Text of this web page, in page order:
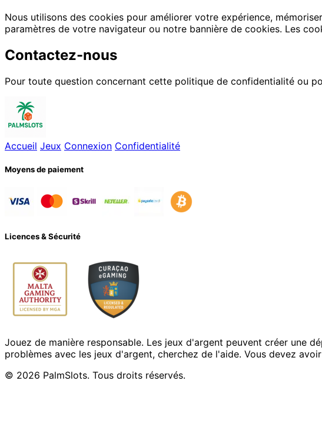
Nous utilisons des cookies pour améliorer votre expérience,
paramètres de votre navigateur ou notre bannière de cookies. Les
Contactez-nous
Pour toute question concernant cette politique de confidentialité ou
Accueil Jeux Connexion Confidentialité
Moyens de paiement
Licences & Sécurité
Jouez de manière responsable. Les jeux d'argent peuvent créer une
problèmes avec les jeux d'argent, cherchez de l'aide. Vous devez
© 2026 PalmSlots. Tous droits réservés.